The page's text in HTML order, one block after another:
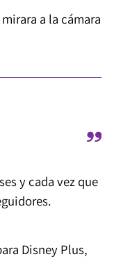
a la cámara
y cada vez que
Disney Plus,